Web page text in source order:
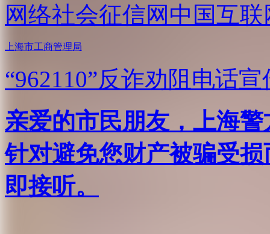
网络社会征信网 中国互
上海市工商管理局
“962110”反诈劝阻电话宣
亲爱的市民朋友，上海
针对避免您财产被骗受
即接听。